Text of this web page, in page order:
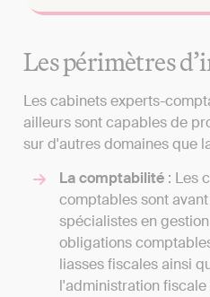
Les périmètres
Les cabinets experts-
ailleurs sont capables de
sur d'autres domaines que
La comptabilité : Les
comptables sont
spécialistes en
obligations
liasses fiscales ainsi
l'administration